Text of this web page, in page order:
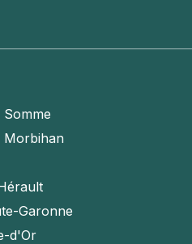
Somme
Morbihan
Garonne
d'Or